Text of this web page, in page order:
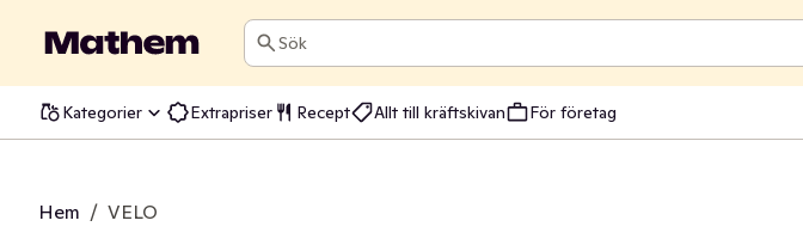
Sök
Kategorier Extrapriser Recept Allt till kräftskivan För företag
Hem / VELO